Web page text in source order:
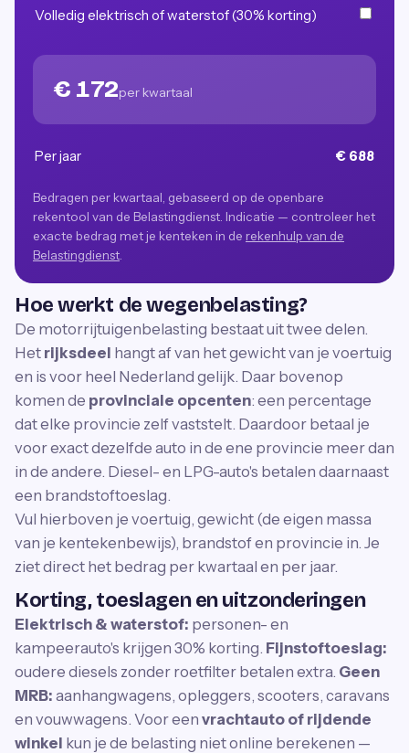
Volledig elektrisch of waterstof (30% korting)
€ 172per kwartaal
Per jaar € 688
Bedragen per kwartaal, gebaseerd op de openbare
rekentool van de Belastingdienst. Indicatie — controleer het
exacte bedrag met je kenteken in de rekenhulp van de
Belastingdienst
Hoe werkt de wegenbelasting?
De motorrijtuigenbelasting bestaat uit twee delen.
Het rijksdeel hangt af van het gewicht van je voertuig
en is voor heel Nederland gelijk. Daar bovenop
komen de provinciale opcenten: een percentage
dat elke provincie zelf vaststelt. Daardoor betaal je
voor exact dezelfde auto in de ene provincie meer dan
in de andere. Diesel- en LPG-auto's betalen daarnaast
een brandstoftoeslag.
Vul hierboven je voertuig, gewicht (de eigen massa
van je kentekenbewijs), brandstof en provincie in. Je
ziet direct het bedrag per kwartaal en per jaar.
Korting, toeslagen en uitzonderingen
Elektrisch & waterstof: personen- en
kampeerauto's krijgen 30% korting. Fijnstoftoeslag:
oudere diesels zonder roetfilter betalen extra. Geen
MRB: aanhangwagens, opleggers, scooters, caravans
en vouwwagens. Voor een vrachtauto of rijdende
winkel kun je de belasting niet online berekenen —